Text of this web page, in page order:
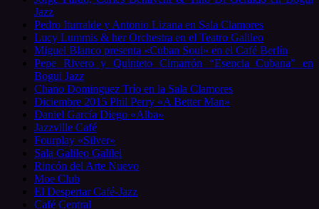
Jazz
Pedro Iturralde y Antonio Lizana en Sala Clamores
Lucy Lummis & her Orchestra en el Teatro Galileo
Miguel Blanco presenta «Cuban Soul» en el Café Berlín
Pepe Rivero y Quinteto Cimarrón “Esencia Cubana” en
Bogui Jazz
Chano Dominguez Trío en la Sala Clamores
Diciembre 2015 Phil Perry «A Better Man»
Daniel García Diego «Alba»
Jazzville Café
Fourplay «Silver»
Sala Galileo Galilei
Rincón del Arte Nuevo
Moe Club
El Despertar Café-Jazz
Café Central